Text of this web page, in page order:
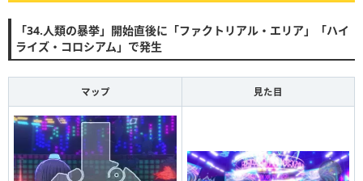
「34.人類の暴挙」開始直後に「ファクトリアル・エリア」「ハイ
ライズ・コロシアム」で発生
マップ 見た目